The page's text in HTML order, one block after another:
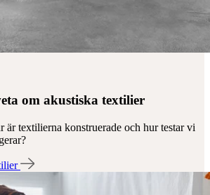
om akustiska textilier
är textilierna konstruerade och hur testar vi